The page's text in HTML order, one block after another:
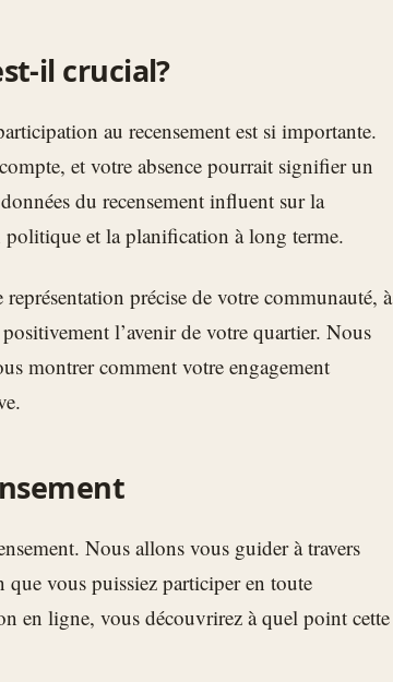
il crucial?
au recensement est si importante.
et votre absence pourrait signifier un
du recensement influent sur la
politique et la planification à long terme.
précise de votre communauté, à
l’avenir de votre quartier. Nous
montrer comment votre engagement
Nous allons vous guider à travers
que vous puissiez participer en toute
en ligne, vous découvrirez à quel point cette